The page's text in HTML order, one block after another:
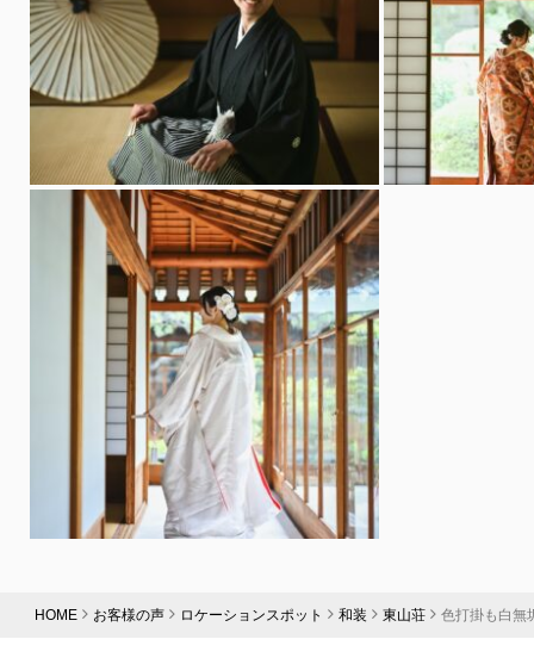
HOME お客様の声 ロケーションスポット 和装 東山荘 色打掛も白無